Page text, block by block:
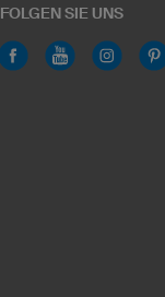
FOLGEN SIE UNS